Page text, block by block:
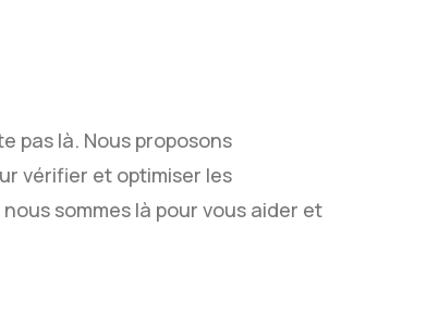
pas là. Nous proposons
vérifier et optimiser les
sommes là pour vous aider et